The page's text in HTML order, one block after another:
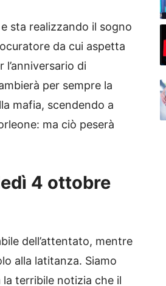
sta realizzando il sogno
da cui aspetta
di
per sempre la
mafia, scendendo a
ma ciò peserà
4 ottobre
dell’attentato, mentre
alla latitanza. Siamo
terribile notizia che il